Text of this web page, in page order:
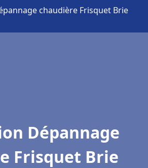
chaudière Frisquet Brie
Dépannage
Frisquet Brie